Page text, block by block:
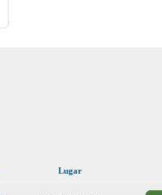
Lugar